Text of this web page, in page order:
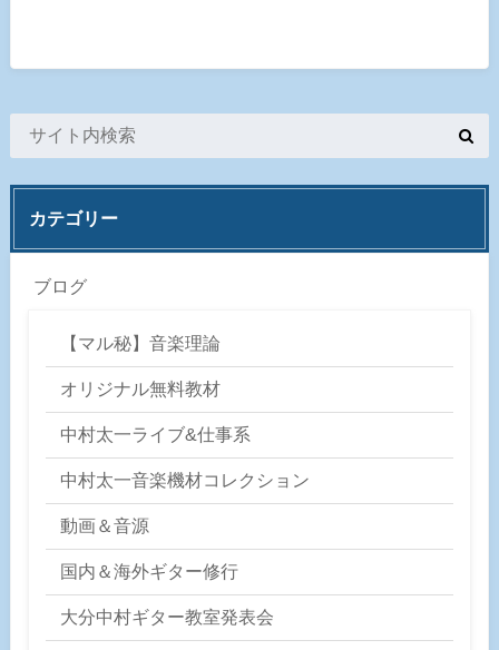
カテゴリー
ブログ
【マル秘】音楽理論
オリジナル無料教材
中村太一ライブ&仕事系
中村太一音楽機材コレクション
動画＆音源
国内＆海外ギター修行
大分中村ギター教室発表会